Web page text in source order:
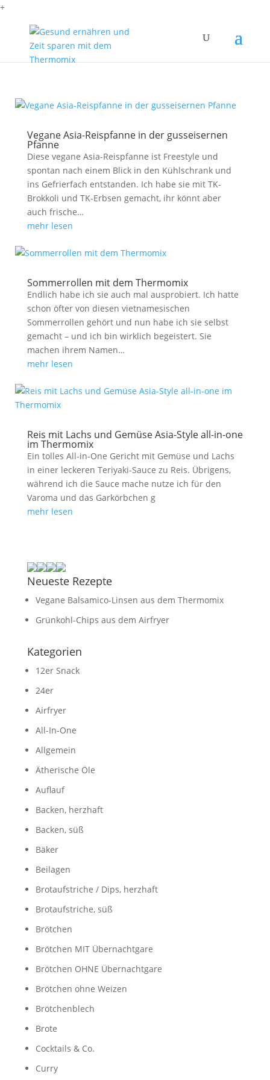
+
Vegane Asia-Reispfanne in der gusseisernen
Pfanne
Diese vegane Asia-Reispfanne ist Freestyle und
spontan nach einem Blick in den Kühlschrank und
ins Gefrierfach entstanden. Ich habe sie mit TK-
Brokkoli und TK-Erbsen gemacht, ihr könnt aber
auch frische…
mehr lesen
Sommerrollen mit dem Thermomix
Endlich habe ich sie auch mal ausprobiert. Ich hatte
schon öfter von diesen vietnamesischen
Sommerrollen gehört und nun habe ich sie selbst
gemacht – und ich bin wirklich begeistert. Sie
machen ihrem Namen…
mehr lesen
Reis mit Lachs und Gemüse Asia-Style all-in-one
im Thermomix
Ein tolles All-in-One Gericht mit Gemüse und Lachs
in einer leckeren Teriyaki-Sauce zu Reis. Übrigens,
während ich die Sauce mache nutze ich für den
Varoma und das Garkörbchen g
mehr lesen
Neueste Rezepte
Vegane Balsamico-Linsen aus dem Thermomix
Grünkohl-Chips aus dem Airfryer
Kategorien
12er Snack
24er
Airfryer
All-In-One
Allgemein
Ätherische Öle
Auflauf
Backen, herzhaft
Backen, süß
Bäker
Beilagen
Brotaufstriche / Dips, herzhaft
Brotaufstriche, süß
Brötchen
Brötchen MIT Übernachtgare
Brötchen OHNE Übernachtgare
Brötchen ohne Weizen
Brötchenblech
Brote
Cocktails & Co.
Curry